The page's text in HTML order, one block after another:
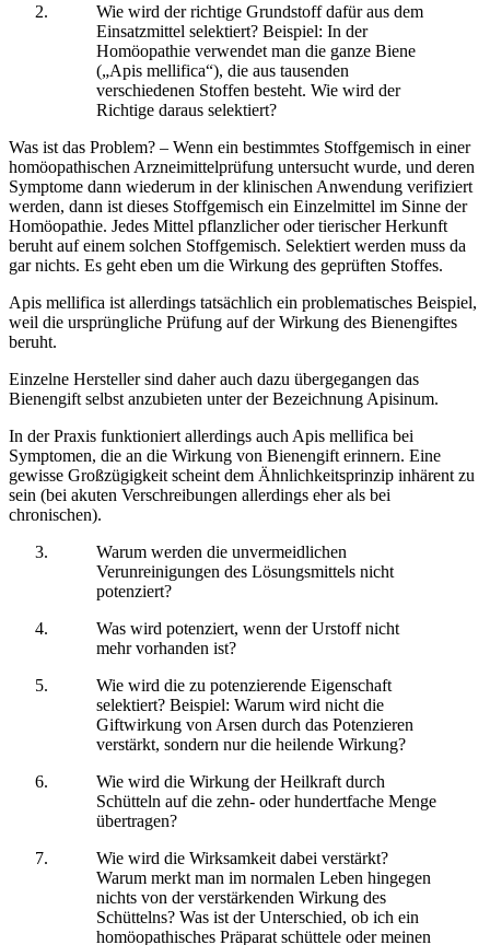
Wie wird der richtige Grundstoff dafür aus dem
Einsatzmittel selektiert? Beispiel: In der
Homöopathie verwendet man die ganze Biene
(„Apis mellifica“), die aus tausenden
verschiedenen Stoffen besteht. Wie wird der
Richtige daraus selektiert?
Was ist das Problem? – Wenn ein bestimmtes Stoffgemisch in einer
homöopathischen Arzneimittelprüfung untersucht wurde, und deren
Symptome dann wiederum in der klinischen Anwendung verifiziert
werden, dann ist dieses Stoffgemisch ein Einzelmittel im Sinne der
Homöopathie. Jedes Mittel pflanzlicher oder tierischer Herkunft
beruht auf einem solchen Stoffgemisch. Selektiert werden muss da
gar nichts. Es geht eben um die Wirkung des geprüften Stoffes.
Apis mellifica ist allerdings tatsächlich ein problematisches Beispiel,
weil die ursprüngliche Prüfung auf der Wirkung des Bienengiftes
beruht.
Einzelne Hersteller sind daher auch dazu übergegangen das
Bienengift selbst anzubieten unter der Bezeichnung Apisinum.
In der Praxis funktioniert allerdings auch Apis mellifica bei
Symptomen, die an die Wirkung von Bienengift erinnern. Eine
gewisse Großzügigkeit scheint dem Ähnlichkeitsprinzip inhärent zu
sein (bei akuten Verschreibungen allerdings eher als bei
chronischen).
Warum werden die unvermeidlichen
Verunreinigungen des Lösungsmittels nicht
potenziert?
Was wird potenziert, wenn der Urstoff nicht
mehr vorhanden ist?
Wie wird die zu potenzierende Eigenschaft
selektiert? Beispiel: Warum wird nicht die
Giftwirkung von Arsen durch das Potenzieren
verstärkt, sondern nur die heilende Wirkung?
Wie wird die Wirkung der Heilkraft durch
Schütteln auf die zehn- oder hundertfache Menge
übertragen?
Wie wird die Wirksamkeit dabei verstärkt?
Warum merkt man im normalen Leben hingegen
nichts von der verstärkenden Wirkung des
Schüttelns? Was ist der Unterschied, ob ich ein
homöopathisches Präparat schüttele oder meinen